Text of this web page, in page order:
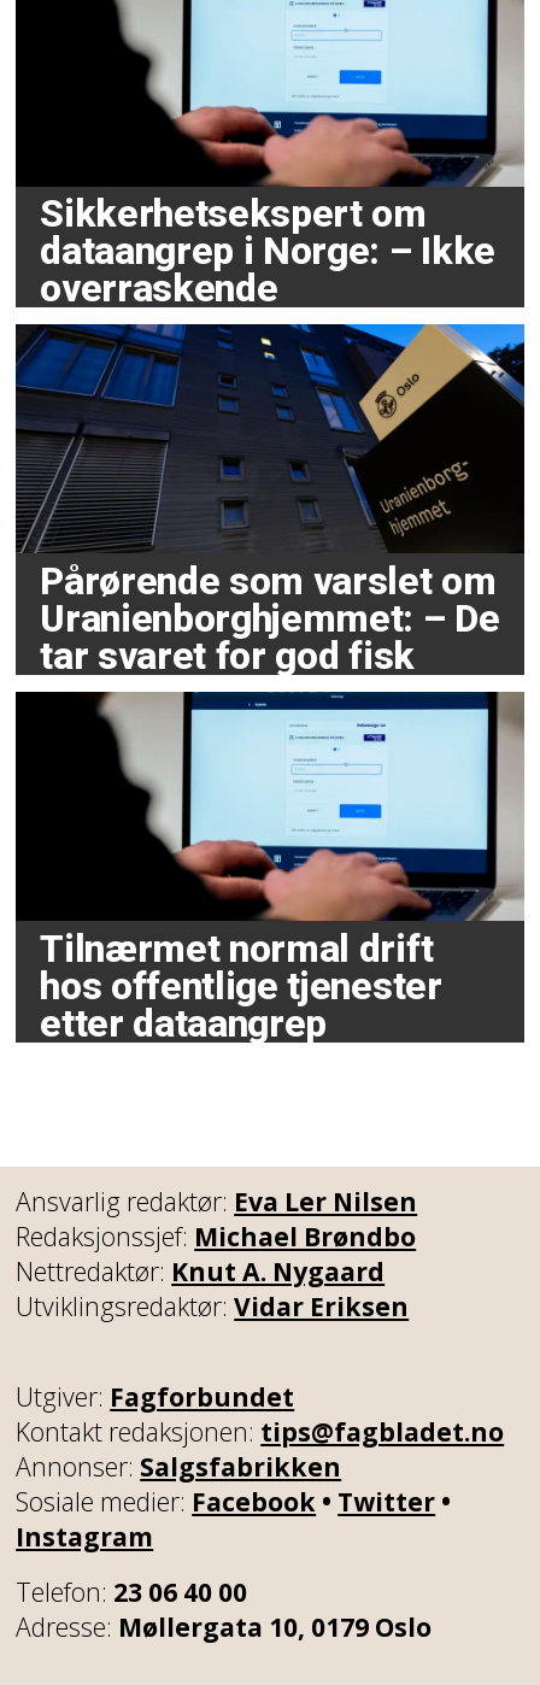
Sikkerhetsekspert om
dataangrep i Norge: – Ikke
overraskende
Pårørende som varslet om
Uranienborghjemmet: – De
tar svaret for god fisk
Tilnærmet normal drift
hos offentlige tjenester
etter dataangrep
Ansvarlig redaktør: Eva Ler Nilsen
Redaksjonssjef: Michael Brøndbo
Nettredaktør: Knut A. Nygaard
Utviklingsredaktør:Vidar Eriksen
Utgiver: Fagforbundet
Kontakt redaksjonen: tips@fagbladet.no
Annonser: Salgsfabrikken
Sosiale medier: Facebook • Twitter •
Instagram
Telefon: 23 06 40 00
Adresse: Møllergata 10, 0179 Oslo